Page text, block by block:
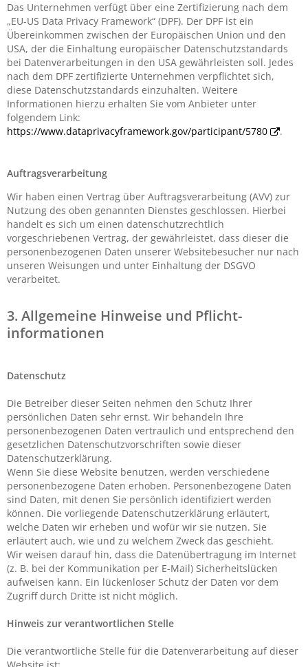
Das Unternehmen verfügt über eine Zertifizierung nach dem
„EU-US Data Privacy Framework“ (DPF). Der DPF ist ein
Übereinkommen zwischen der Europäischen Union und den
USA, der die Einhaltung europäischer Datenschutzstandards
bei Datenverarbeitungen in den USA gewährleisten soll. Jedes
nach dem DPF zertifizierte Unternehmen verpflichtet sich,
diese Datenschutzstandards einzuhalten. Weitere
Informationen hierzu erhalten Sie vom Anbieter unter
folgendem Link:
https://www.dataprivacyframework.gov/participant/5780
.
Auftragsverarbeitung
Wir haben einen Vertrag über Auftragsverarbeitung (AVV) zur
Nutzung des oben genannten Dienstes geschlossen. Hierbei
handelt es sich um einen datenschutzrechtlich
vorgeschriebenen Vertrag, der gewährleistet, dass dieser die
personenbezogenen Daten unserer Websitebesucher nur nach
unseren Weisungen und unter Einhaltung der DSGVO
verarbeitet.
3. Allgemeine Hinweise und Pflicht­
informationen
Datenschutz
Die Betreiber dieser Seiten nehmen den Schutz Ihrer
persönlichen Daten sehr ernst. Wir behandeln Ihre
personenbezogenen Daten vertraulich und entsprechend den
gesetzlichen Datenschutzvorschriften sowie dieser
Datenschutzerklärung.
Wenn Sie diese Website benutzen, werden verschiedene
personenbezogene Daten erhoben. Personenbezogene Daten
sind Daten, mit denen Sie persönlich identifiziert werden
können. Die vorliegende Datenschutzerklärung erläutert,
welche Daten wir erheben und wofür wir sie nutzen. Sie
erläutert auch, wie und zu welchem Zweck das geschieht.
Wir weisen darauf hin, dass die Datenübertragung im Internet
(z. B. bei der Kommunikation per E-Mail) Sicherheitslücken
aufweisen kann. Ein lückenloser Schutz der Daten vor dem
Zugriff durch Dritte ist nicht möglich.
Hinweis zur verantwortlichen Stelle
Die verantwortliche Stelle für die Datenverarbeitung auf dieser